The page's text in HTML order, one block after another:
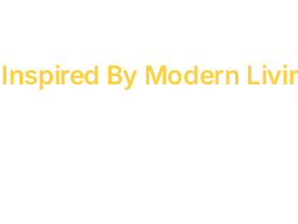
Inspired By Modern